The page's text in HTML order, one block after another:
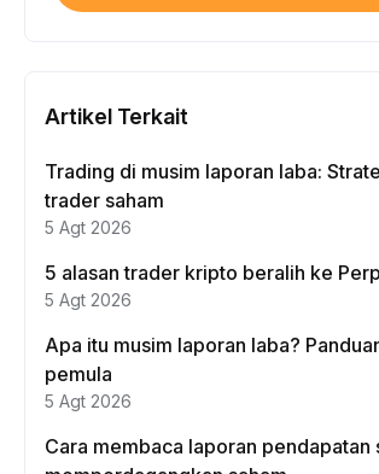
Artikel Terkait
Trading di musim laporan laba:
trader saham
5 Agt 2026
5 alasan trader kripto beralih ke
5 Agt 2026
Apa itu musim laporan laba?
pemula
5 Agt 2026
Cara membaca laporan pendapatan